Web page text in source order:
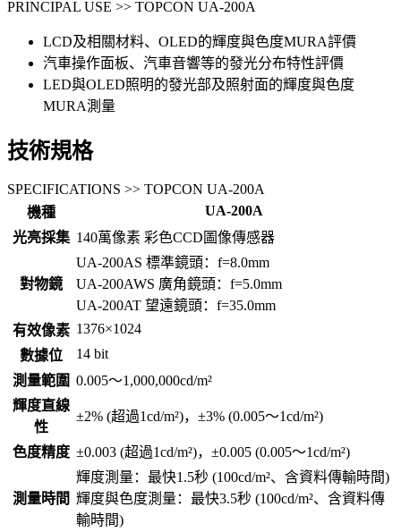
PRINCIPAL USE >> TOPCON UA-200A
LCD及相關材料、OLED的輝度與色度MURA評價
汽車操作面板、汽車音響等的發光分布特性評價
LED與OLED照明的發光部及照射面的輝度與色度
MURA測量
技術規格
SPECIFICATIONS >> TOPCON UA-200A
機種
UA-200A
光亮採集 140萬像素 彩色CCD圖像傳感器
對物鏡
UA-200AS 標準鏡頭：f=8.0mm
UA-200AWS 廣角鏡頭：f=5.0mm
UA-200AT 望遠鏡頭：f=35.0mm
有效像素 1376×1024
數據位
14 bit
測量範圍 0.005～1,000,000cd/m²
輝度直線
性
±2% (超過1cd/m²)，±3% (0.005～1cd/m²)
色度精度 ±0.003 (超過1cd/m²)，±0.005 (0.005～1cd/m²)
測量時間
輝度測量：最快1.5秒 (100cd/m²、含資料傳輸時間)
輝度與色度測量：最快3.5秒 (100cd/m²、含資料傳
輸時間)